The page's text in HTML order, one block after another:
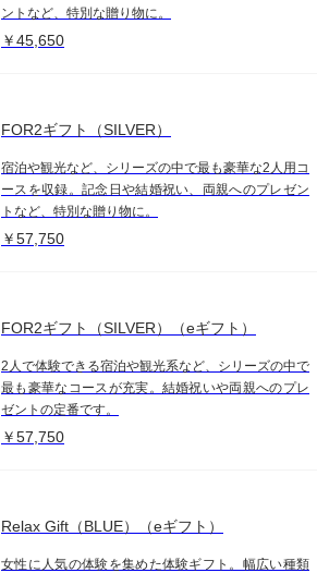
ントなど、特別な贈り物に。
￥45,650
FOR2ギフト（SILVER）
宿泊や観光など、シリーズの中で最も豪華な2人用コ
ースを収録。記念日や結婚祝い、両親へのプレゼン
トなど、特別な贈り物に。
￥57,750
FOR2ギフト（SILVER）（eギフト）
2人で体験できる宿泊や観光系など、シリーズの中で
最も豪華なコースが充実。結婚祝いや両親へのプレ
ゼントの定番です。
￥57,750
Relax Gift（BLUE）（eギフト）
女性に人気の体験を集めた体験ギフト。幅広い種類